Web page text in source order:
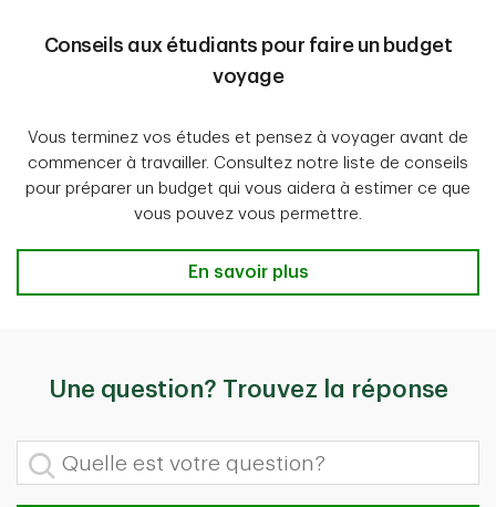
Conseils aux étudiants pour faire un budget
voyage
Vous terminez vos études et pensez à voyager avant de
commencer à travailler. Consultez notre liste de conseils
pour préparer un budget qui vous aidera à estimer ce que
vous pouvez vous permettre.
Conseils aux étudiants pour faire
En savoir plus
Une question? Trouvez la réponse
Quelle est votre question?